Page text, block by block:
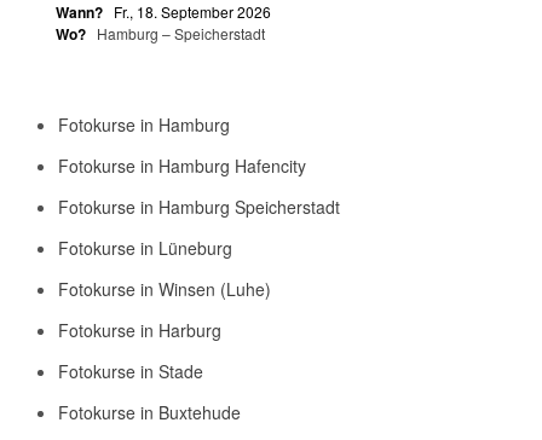
Wann? Fr., 18. September 2026
Wo? Hamburg – Speicherstadt
Fotokurse in Hamburg
Fotokurse in Hamburg Hafencity
Fotokurse in Hamburg Speicherstadt
Fotokurse in Lüneburg
Fotokurse in Winsen (Luhe)
Fotokurse in Harburg
Fotokurse in Stade
Fotokurse in Buxtehude